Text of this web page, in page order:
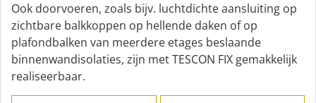
Ook doorvoeren, zoals bijv. luchtdichte aansluiting op
zichtbare balkkoppen op hellende daken of op
plafondbalken van meerdere etages beslaande
binnenwandisolaties, zijn met TESCON FIX gemakkelijk
realiseerbaar.